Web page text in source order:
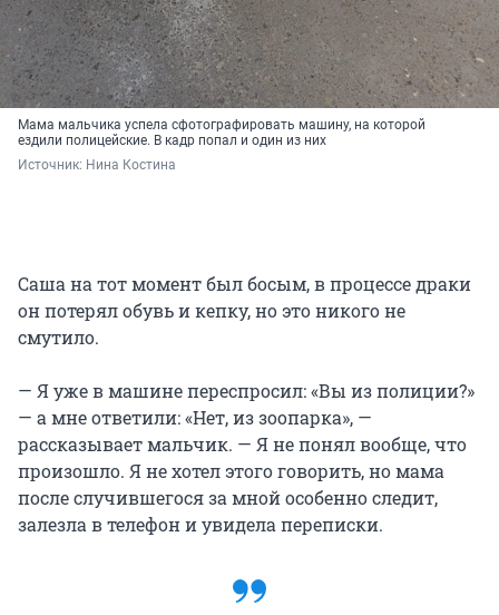
Мама мальчика успела сфотографировать машину, на которой
ездили полицейские. В кадр попал и один из них
Источник: Нина Костина
Саша на тот момент был босым, в процессе драки
он потерял обувь и кепку, но это никого не
смутило.
— Я уже в машине переспросил: «Вы из полиции?»
— а мне ответили: «Нет, из зоопарка», —
рассказывает мальчик. — Я не понял вообще, что
произошло. Я не хотел этого говорить, но мама
после случившегося за мной особенно следит,
залезла в телефон и увидела переписки.